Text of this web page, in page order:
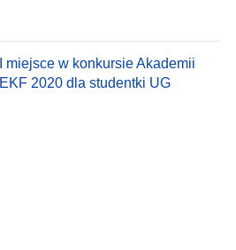
I miejsce w konkursie Akademii
EKF 2020 dla studentki UG